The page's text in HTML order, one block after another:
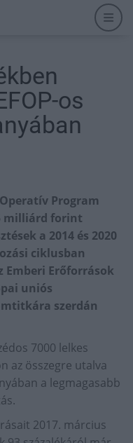
os
Program
milliárd forint
a 2014 és 2020
ciklusban
Emberi Erőforrások
uniós
szerdán
7000 lelkes
az összegre utalva
a legmagasabb
2017. március